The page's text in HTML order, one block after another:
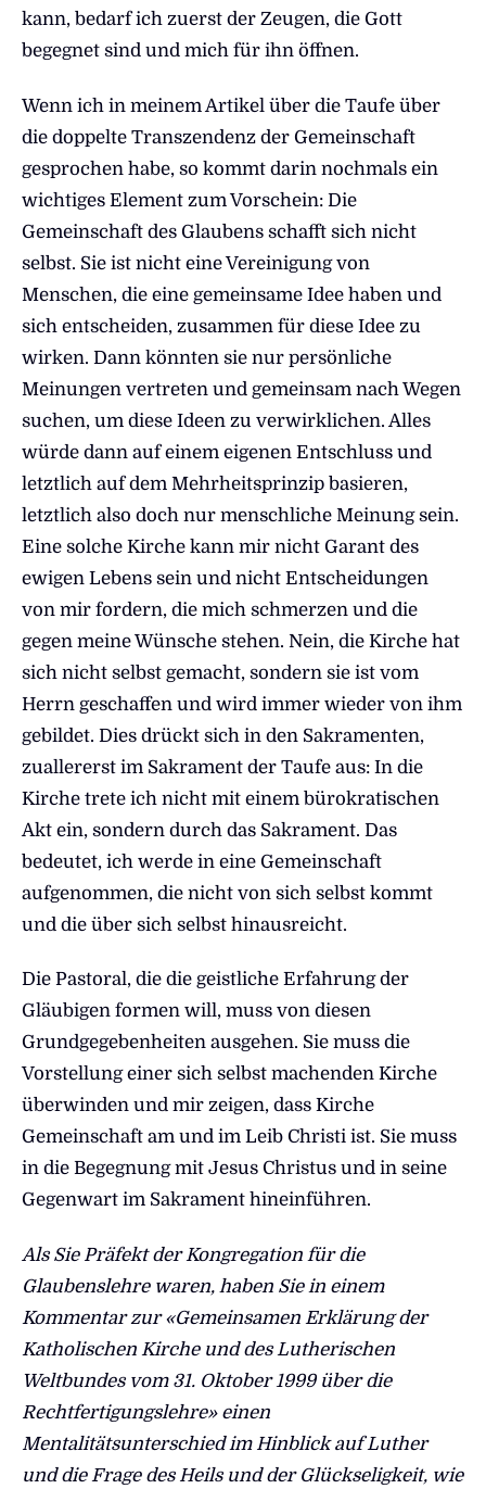
kann, bedarf ich zuerst der Zeugen, die Gott
begegnet sind und mich für ihn öffnen.
Wenn ich in meinem Artikel über die Taufe über
die doppelte Transzendenz der Gemeinschaft
gesprochen habe, so kommt darin nochmals ein
wichtiges Element zum Vorschein: Die
Gemeinschaft des Glaubens schafft sich nicht
selbst. Sie ist nicht eine Vereinigung von
Menschen, die eine gemeinsame Idee haben und
sich entscheiden, zusammen für diese Idee zu
wirken. Dann könnten sie nur persönliche
Meinungen vertreten und gemeinsam nach Wegen
suchen, um diese Ideen zu verwirklichen. Alles
würde dann auf einem eigenen Entschluss und
letztlich auf dem Mehrheitsprinzip basieren,
letztlich also doch nur menschliche Meinung sein.
Eine solche Kirche kann mir nicht Garant des
ewigen Lebens sein und nicht Entscheidungen
von mir fordern, die mich schmerzen und die
gegen meine Wünsche stehen. Nein, die Kirche hat
sich nicht selbst gemacht, sondern sie ist vom
Herrn geschaffen und wird immer wieder von ihm
gebildet. Dies drückt sich in den Sakramenten,
zuallererst im Sakrament der Taufe aus: In die
Kirche trete ich nicht mit einem bürokratischen
Akt ein, sondern durch das Sakrament. Das
bedeutet, ich werde in eine Gemeinschaft
aufgenommen, die nicht von sich selbst kommt
und die über sich selbst hinausreicht.
Die Pastoral, die die geistliche Erfahrung der
Gläubigen formen will, muss von diesen
Grundgegebenheiten ausgehen. Sie muss die
Vorstellung einer sich selbst machenden Kirche
überwinden und mir zeigen, dass Kirche
Gemeinschaft am und im Leib Christi ist. Sie muss
in die Begegnung mit Jesus Christus und in seine
Gegenwart im Sakrament hineinführen.
Als Sie Präfekt der Kongregation für die
Glaubenslehre waren, haben Sie in einem
Kommentar zur «Gemeinsamen Erklärung der
Katholischen Kirche und des Lutherischen
Weltbundes vom 31. Oktober 1999 über die
Rechtfertigungslehre» einen
Mentalitätsunterschied im Hinblick auf Luther
und die Frage des Heils und der Glückseligkeit, wie